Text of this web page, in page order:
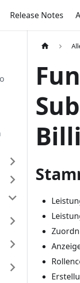
Release Notes